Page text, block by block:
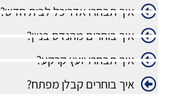
איך תבחרו אדריכל לבית חדש?
איך בוחרים מהנדס בניין?
איך תבחרו יועץ קרקע?
איך בוחרים קבלן מפתח?